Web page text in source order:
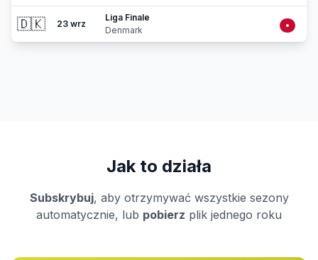
🇩🇰 23 wrz
Liga Finale
Denmark
•
Jak to działa
Subskrybuj, aby otrzymywać wszystkie sezony
automatycznie, lub pobierz plik jednego roku